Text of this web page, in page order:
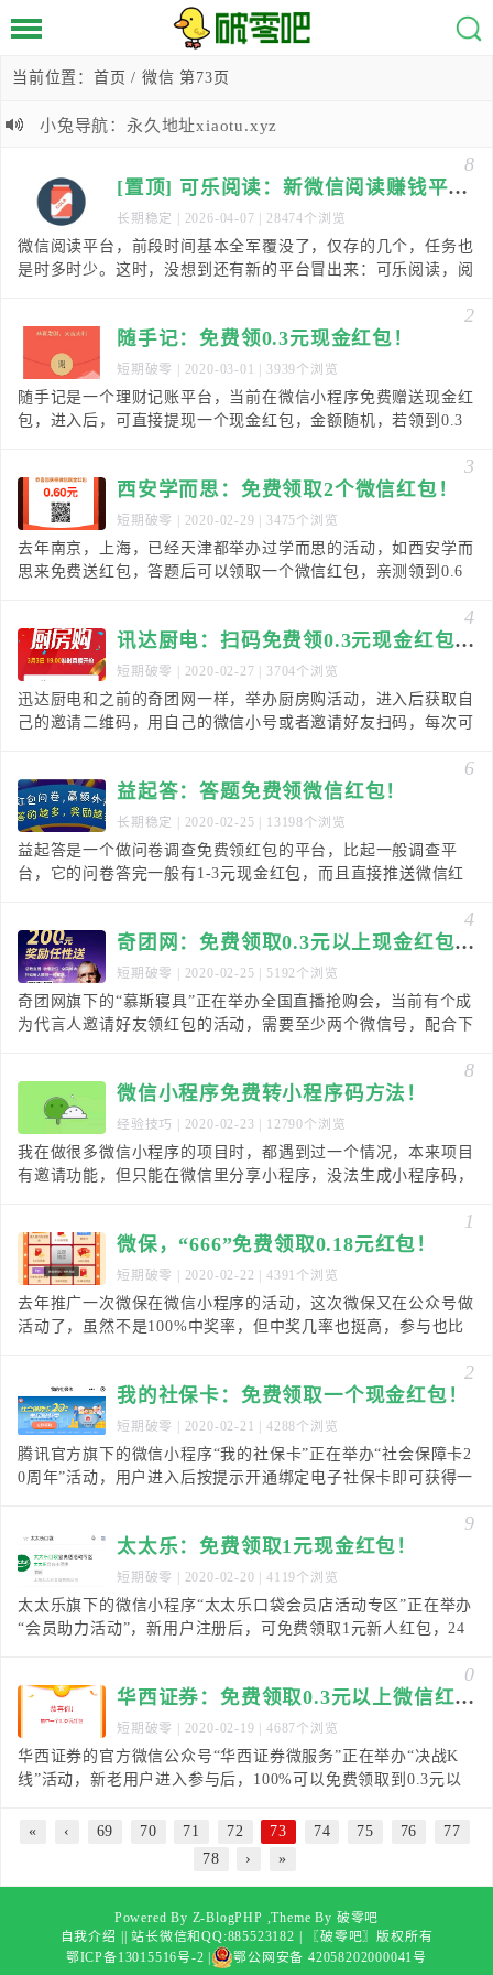
当前位置： 首页 / 微信 第73页
小兔导航：永久地址xiaotu.xyz
8
[置顶] 可乐阅读：新微信阅读赚钱平台，0.3元提现！
长期稳定 | 2026-04-07 | 28474个浏览
微信阅读平台，前段时间基本全军覆没了，仅存的几个，任务也
是时多时少。这时，没想到还有新的平台冒出来：可乐阅读，阅
2
随手记：免费领0.3元现金红包！
短期破零 | 2020-03-01 | 3939个浏览
随手记是一个理财记账平台，当前在微信小程序免费赠送现金红
包，进入后，可直接提现一个现金红包，金额随机，若领到0.3
3
西安学而思：免费领取2个微信红包！
短期破零 | 2020-02-29 | 3475个浏览
去年南京，上海，已经天津都举办过学而思的活动，如西安学而
思来免费送红包，答题后可以领取一个微信红包，亲测领到0.6
4
讯达厨电：扫码免费领0.3元现金红包！
短期破零 | 2020-02-27 | 3704个浏览
迅达厨电和之前的奇团网一样，举办厨房购活动，进入后获取自
己的邀请二维码，用自己的微信小号或者邀请好友扫码，每次可
6
益起答：答题免费领微信红包！
长期稳定 | 2020-02-25 | 13198个浏览
益起答是一个做问卷调查免费领红包的平台，比起一般调查平
台，它的问卷答完一般有1-3元现金红包，而且直接推送微信红
4
奇团网：免费领取0.3元以上现金红包！
短期破零 | 2020-02-25 | 5192个浏览
奇团网旗下的“慕斯寝具”正在举办全国直播抢购会，当前有个成
为代言人邀请好友领红包的活动，需要至少两个微信号，配合下
8
微信小程序免费转小程序码方法！
经验技巧 | 2020-02-23 | 12790个浏览
我在做很多微信小程序的项目时，都遇到过一个情况，本来项目
有邀请功能，但只能在微信里分享小程序，没法生成小程序码，
1
微保，“666”免费领取0.18元红包！
短期破零 | 2020-02-22 | 4391个浏览
去年推广一次微保在微信小程序的活动，这次微保又在公众号做
活动了，虽然不是100%中奖率，但中奖几率也挺高，参与也比
2
我的社保卡：免费领取一个现金红包！
短期破零 | 2020-02-21 | 4288个浏览
腾讯官方旗下的微信小程序“我的社保卡”正在举办“社会保障卡2
0周年”活动，用户进入后按提示开通绑定电子社保卡即可获得一
9
太太乐：免费领取1元现金红包！
短期破零 | 2020-02-20 | 4119个浏览
太太乐旗下的微信小程序“太太乐口袋会员店活动专区”正在举办
“会员助力活动”，新用户注册后，可免费领取1元新人红包，24
0
华西证券：免费领取0.3元以上微信红包！
短期破零 | 2020-02-19 | 4687个浏览
华西证券的官方微信公众号“华西证券微服务”正在举办“决战K
线”活动，新老用户进入参与后，100%可以免费领取到0.3元以
«
‹ 69 70 71 72 73 74 75 76
77
78
› »
Powered By Z-BlogPHP ,Theme By 破零吧
自我介绍
| 站长微信和QQ:885523182 | 〖破零吧〗版权所有
鄂ICP备13015516号-2
鄂公网安备 42058202000041号